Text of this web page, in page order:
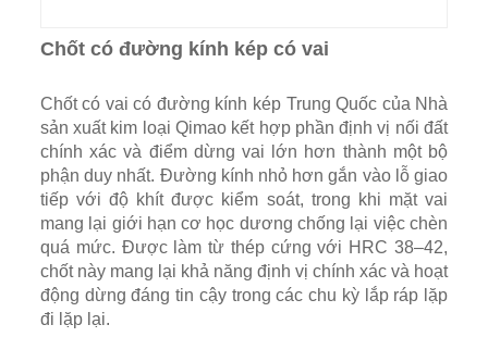
Chốt có đường kính kép có vai
Chốt có vai có đường kính kép Trung Quốc của Nhà
sản xuất kim loại Qimao kết hợp phần định vị nối đất
chính xác và điểm dừng vai lớn hơn thành một bộ
phận duy nhất. Đường kính nhỏ hơn gắn vào lỗ giao
tiếp với độ khít được kiểm soát, trong khi mặt vai
mang lại giới hạn cơ học dương chống lại việc chèn
quá mức. Được làm từ thép cứng với HRC 38–42,
chốt này mang lại khả năng định vị chính xác và hoạt
động dừng đáng tin cậy trong các chu kỳ lắp ráp lặp
đi lặp lại.